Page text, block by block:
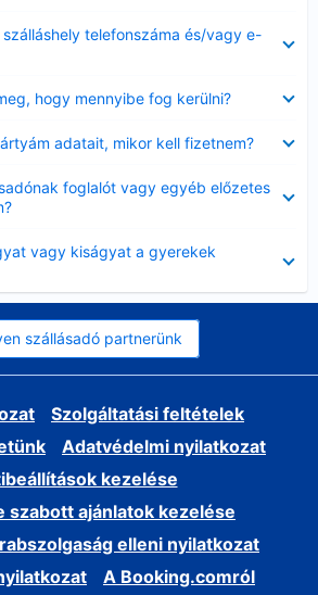
telefonszáma és/vagy e-
hogy mennyibe fog kerülni?
adatait, mikor kell fizetnem?
foglalót vagy egyéb előzetes
vagy kiságyat a gyerekek
szállásadó partnerünk
Szolgáltatási feltételek
Adatvédelmi nyilatkozat
kezelése
szabott ajánlatok kezelése
elleni nyilatkozat
A Booking.comról